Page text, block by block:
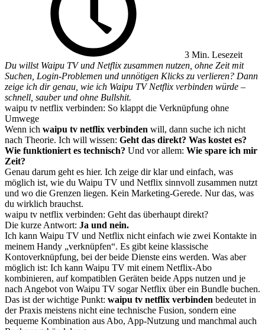
3 Min. Lesezeit
Du willst Waipu TV und Netflix zusammen nutzen, ohne Zeit mit
Suchen, Login-Problemen und unnötigen Klicks zu verlieren? Dann
zeige ich dir genau, wie ich Waipu TV Netflix verbinden würde –
schnell, sauber und ohne Bullshit.
waipu tv netflix verbinden: So klappt die Verknüpfung ohne
Umwege
Wenn ich waipu tv netflix verbinden will, dann suche ich nicht
nach Theorie. Ich will wissen: Geht das direkt? Was kostet es?
Wie funktioniert es technisch? Und vor allem: Wie spare ich mir
Zeit?
Genau darum geht es hier. Ich zeige dir klar und einfach, was
möglich ist, wie du Waipu TV und Netflix sinnvoll zusammen nutzt
und wo die Grenzen liegen. Kein Marketing-Gerede. Nur das, was
du wirklich brauchst.
waipu tv netflix verbinden: Geht das überhaupt direkt?
Die kurze Antwort: Ja und nein.
Ich kann Waipu TV und Netflix nicht einfach wie zwei Kontakte in
meinem Handy „verknüpfen“. Es gibt keine klassische
Kontoverknüpfung, bei der beide Dienste eins werden. Was aber
möglich ist: Ich kann Waipu TV mit einem Netflix-Abo
kombinieren, auf kompatiblen Geräten beide Apps nutzen und je
nach Angebot von Waipu TV sogar Netflix über ein Bundle buchen.
Das ist der wichtige Punkt: waipu tv netflix verbinden bedeutet in
der Praxis meistens nicht eine technische Fusion, sondern eine
bequeme Kombination aus Abo, App-Nutzung und manchmal auch